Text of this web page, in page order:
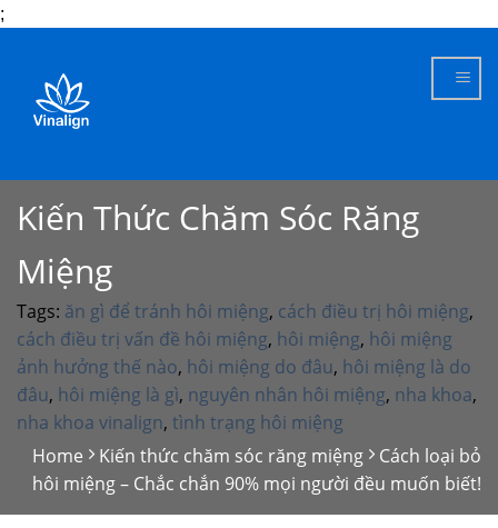
;
content
Kiến Thức Chăm Sóc Răng
Miệng
Tags: ăn gì để tránh hôi miệng, cách điều trị hôi miệng,
cách điều trị vấn đề hôi miệng, hôi miệng, hôi miệng
ảnh hưởng thế nào, hôi miệng do đâu, hôi miệng là do
đâu, hôi miệng là gì, nguyên nhân hôi miệng, nha khoa,
nha khoa vinalign, tình trạng hôi miệng
Home
Kiến thức chăm sóc răng miệng
Cách loại bỏ
hôi miệng – Chắc chắn 90% mọi người đều muốn biết!